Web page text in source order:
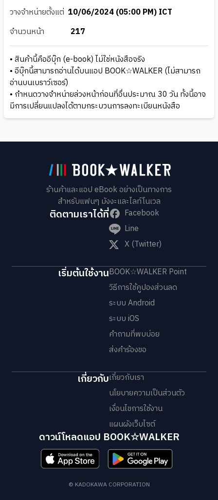
วางจำหน่ายตั้งแต่ 10/06/2024 (05:00 PM) ICT
จำนวนหน้า
217
• สินค้านี้คืออีบุ๊ก (e-book) ไม่ใช่หนังสือจริง
• อีบุ๊กนี้สามารถอ่านได้บนแอป BOOK☆WALKER (ไม่สามารถ
อ่านบนเบราว์เซอร์)
• กำหนดวางจำหน่ายล่วงหน้าก่อนที่อื่นประมาณ 30 วัน ทั้งนี้อาจ
มีการเปลี่ยนแปลงได้ตามกระบวนการลงทะเบียนหนังสือ
ร้านค้าและแอป eBook อย่างเป็นทางการ
สำหรับแฟนๆ มังงะและไลท์โนเวล
ติดตามเราได้ที่
Facebook
Line
X (Twitter)
เริ่มต้นใช้งานBOOK☆WALKER Point
วิธีการใช้คูปองส่วนลด
ระบบ Android
ระบบ iOS
คำถามที่พบบ่อย
ส่งคำร้องขอ
เกี่ยวกับเกี่ยวกับเรา
นโยบายความเป็นส่วนตัว
เงื่อนไขการใช้งาน
แผนผังเว็บไซต์
ดาวน์โหลดแอป BOOK☆WALKER
© KADOKAWA CORPORATION